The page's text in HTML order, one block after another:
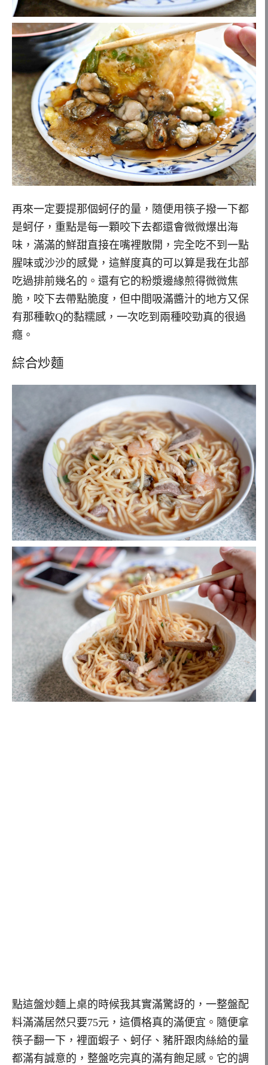
再來一定要提那個蚵仔的量，隨便用筷子撥一下都
是蚵仔，重點是每一顆咬下去都還會微微爆出海
味，滿滿的鮮甜直接在嘴裡散開，完全吃不到一點
腥味或沙沙的感覺，這鮮度真的可以算是我在北部
吃過排前幾名的。還有它的粉漿邊緣煎得微微焦
脆，咬下去帶點脆度，但中間吸滿醬汁的地方又保
有那種軟Q的黏糯感，一次吃到兩種咬勁真的很過
癮。
綜合炒麵
點這盤炒麵上桌的時候我其實滿驚訝的，一整盤配
料滿滿居然只要75元，這價格真的滿便宜。隨便拿
筷子翻一下，裡面蝦子、蚵仔、豬肝跟肉絲給的量
都滿有誠意的，整盤吃完真的滿有飽足感。它的調